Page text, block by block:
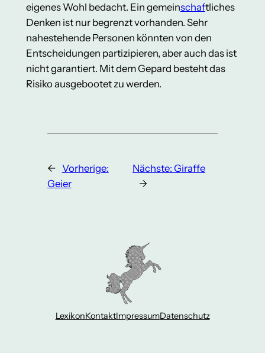
eigenes Wohl bedacht. Ein gemeinschaftliches
Denken ist nur begrenzt vorhanden. Sehr
nahestehende Personen könnten von den
Entscheidungen partizipieren, aber auch das ist
nicht garantiert. Mit dem Gepard besteht das
Risiko ausgebootet zu werden.
← Vorherige:
Geier
Nächste: Giraffe
→
LexikonKontaktImpressumDatenschutz